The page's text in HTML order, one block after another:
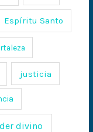
Espíritu Santo
justicia
divino